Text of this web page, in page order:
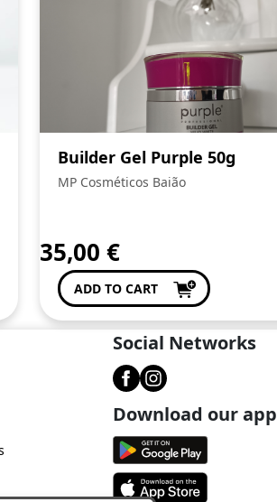
Builder Gel Purple 50g
MP Cosméticos Baião
35,00 €
ADD TO CART
Social Networks
Download our app